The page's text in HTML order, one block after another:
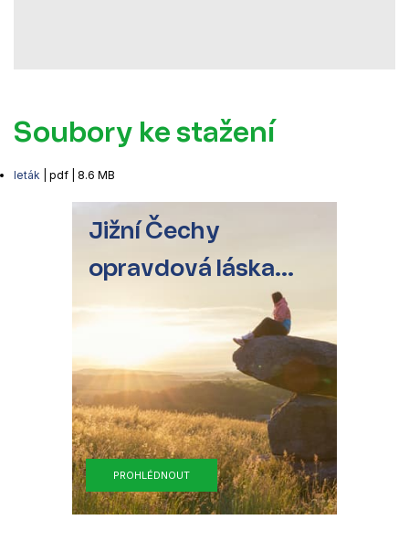
Jižní Čechy
opravdová láska...
PROHLÉDNOUT
Soubory ke stažení
leták | pdf | 8.6 MB